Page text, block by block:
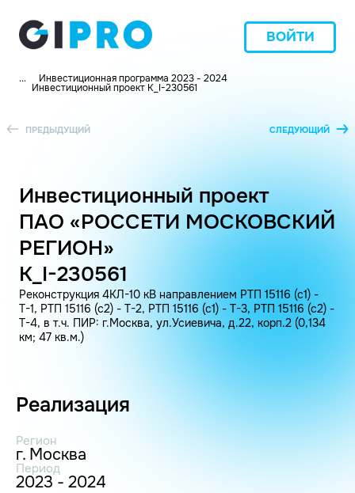
ВОЙТИ
... Инвестиционная программа 2023 - 2024
Инвестиционный проект K_I-230561
ПРЕДЫДУЩИЙ СЛЕДУЮЩИЙ
Инвестиционный проект
ПАО «РОССЕТИ МОСКОВСКИЙ
РЕГИОН»
K_I-230561
Реконструкция 4КЛ-10 кВ направлением РТП 15116 (c1) -
Т-1, РТП 15116 (с2) - Т-2, РТП 15116 (c1) - Т-3, РТП 15116 (с2) -
Т-4, в т.ч. ПИР: г.Москва, ул.Усиевича, д.22, корп.2 (0,134
км; 47 кв.м.)
Реализация
Регион
г. Москва
Период
2023 - 2024